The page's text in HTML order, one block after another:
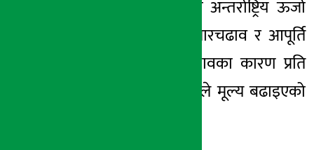
गत मार्च ७ मा पनि अन्तर्राष्ट्रिय ऊर्जा
बजारमा आएको उतारचढाव र आपूर्ति
परेको प्रभावका कारण प्रति
सिलिन्डर ५० रुपैयाँले मूल्य बढाइएको